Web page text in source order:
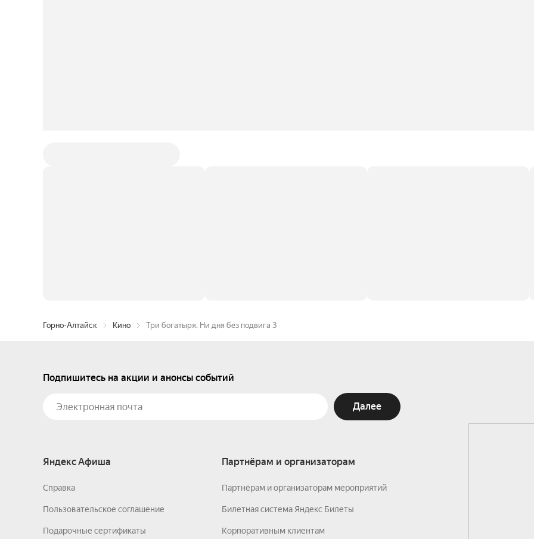
Горно-Алтайск Кино Три богатыря. Ни дня без подвига 3
Подпишитесь на акции и анонсы событий
Далее
Яндекс Афиша
Справка
Пользовательское соглашение
Подарочные сертификаты
Партнёрам и организаторам
Партнёрам и организаторам мероприятий
Билетная система Яндекс Билеты
Корпоративным клиентам